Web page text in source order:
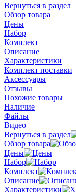
Вернуться в раздел
Обзор товара
Цены
Набор
Комплект
Описание
Характеристики
Комплект поставки
Аксессуары
Отзывы
Похожие товары
Наличие
Файлы
Видео
Вернуться в раздел
Обзор товара
Цены
Набор
Комплект
Описание
Характеристики